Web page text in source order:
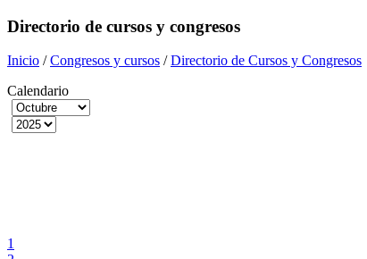
Directorio de cursos y congresos
Inicio /Congresos y cursos /Directorio de Cursos y Congresos
Calendario
1